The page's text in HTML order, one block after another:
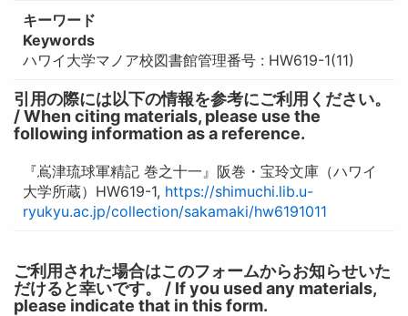
キーワード
Keywords
ハワイ大学マノア校図書館管理番号 : HW619-1(11)
引用の際には以下の情報を参考にご利用ください。
/ When citing materials, please use the
following information as a reference.
『嶌津琉球軍精記 巻之十一』阪巻・宝玲文庫（ハワイ
大学所蔵）HW619-1, https://shimuchi.lib.u-
ryukyu.ac.jp/collection/sakamaki/hw6191011
ご利用された場合はこのフォームからお知らせいた
だけると幸いです。 / If you used any materials,
please indicate that in this form.